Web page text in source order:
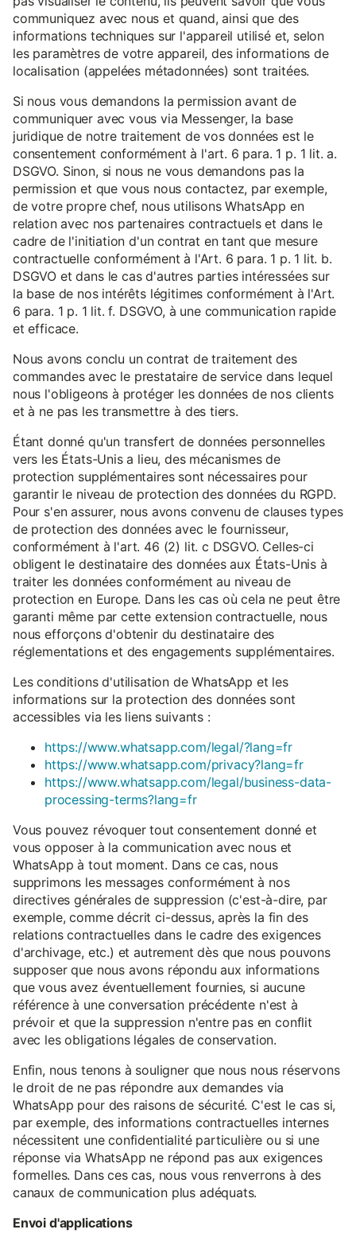
communiquez avec nous et quand, ainsi que des
informations techniques sur l'appareil utilisé et, selon
les paramètres de votre appareil, des informations de
localisation (appelées métadonnées) sont traitées.
Si nous vous demandons la permission avant de
communiquer avec vous via Messenger, la base
juridique de notre traitement de vos données est le
consentement conformément à l'art. 6 para. 1 p. 1 lit. a.
DSGVO. Sinon, si nous ne vous demandons pas la
permission et que vous nous contactez, par exemple,
de votre propre chef, nous utilisons WhatsApp en
relation avec nos partenaires contractuels et dans le
cadre de l'initiation d'un contrat en tant que mesure
contractuelle conformément à l'Art. 6 para. 1 p. 1 lit. b.
DSGVO et dans le cas d'autres parties intéressées sur
la base de nos intérêts légitimes conformément à l'Art.
6 para. 1 p. 1 lit. f. DSGVO, à une communication rapide
et efficace.
Nous avons conclu un contrat de traitement des
commandes avec le prestataire de service dans lequel
nous l'obligeons à protéger les données de nos clients
et à ne pas les transmettre à des tiers.
Étant donné qu'un transfert de données personnelles
vers les États-Unis a lieu, des mécanismes de
protection supplémentaires sont nécessaires pour
garantir le niveau de protection des données du RGPD.
Pour s'en assurer, nous avons convenu de clauses types
de protection des données avec le fournisseur,
conformément à l'art. 46 (2) lit. c DSGVO. Celles-ci
obligent le destinataire des données aux États-Unis à
traiter les données conformément au niveau de
protection en Europe. Dans les cas où cela ne peut être
garanti même par cette extension contractuelle, nous
nous efforçons d'obtenir du destinataire des
réglementations et des engagements supplémentaires.
Les conditions d'utilisation de WhatsApp et les
informations sur la protection des données sont
accessibles via les liens suivants :
https://www.whatsapp.com/legal/?lang=fr
https://www.whatsapp.com/privacy?lang=fr
https://www.whatsapp.com/legal/business-data-
processing-terms?lang=fr
Vous pouvez révoquer tout consentement donné et
vous opposer à la communication avec nous et
WhatsApp à tout moment. Dans ce cas, nous
supprimons les messages conformément à nos
directives générales de suppression (c'est-à-dire, par
exemple, comme décrit ci-dessus, après la fin des
relations contractuelles dans le cadre des exigences
d'archivage, etc.) et autrement dès que nous pouvons
supposer que nous avons répondu aux informations
que vous avez éventuellement fournies, si aucune
référence à une conversation précédente n'est à
prévoir et que la suppression n'entre pas en conflit
avec les obligations légales de conservation.
Enfin, nous tenons à souligner que nous nous réservons
le droit de ne pas répondre aux demandes via
WhatsApp pour des raisons de sécurité. C'est le cas si,
par exemple, des informations contractuelles internes
nécessitent une confidentialité particulière ou si une
réponse via WhatsApp ne répond pas aux exigences
formelles. Dans ces cas, nous vous renverrons à des
canaux de communication plus adéquats.
Envoi d'applications